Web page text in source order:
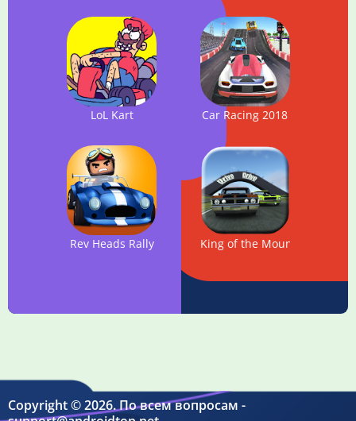
LoL Kart Car Racing 2018
Rev Heads Rally King of the Mountain
Copyright © 2026. По всем вопросам -